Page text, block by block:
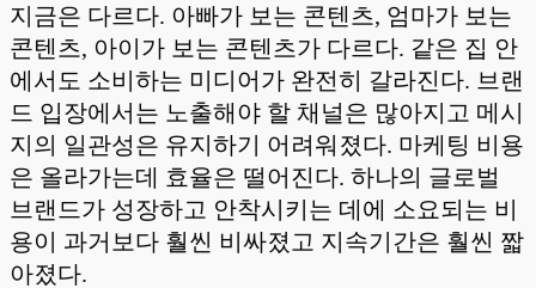
지금은 다르다. 아빠가 보는 콘텐츠, 엄마가 보는
콘텐츠, 아이가 보는 콘텐츠가 다르다. 같은 집 안
에서도 소비하는 미디어가 완전히 갈라진다. 브랜
드 입장에서는 노출해야 할 채널은 많아지고 메시
지의 일관성은 유지하기 어려워졌다. 마케팅 비용
은 올라가는데 효율은 떨어진다. 하나의 글로벌
브랜드가 성장하고 안착시키는 데에 소요되는 비
용이 과거보다 훨씬 비싸졌고 지속기간은 훨씬 짧
아졌다.